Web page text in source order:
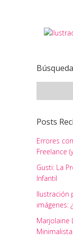
Posts
Errores
Freelance
Gusti: La
Infantil
Ilustración
imágenes:
Marjolaine
Minimalista